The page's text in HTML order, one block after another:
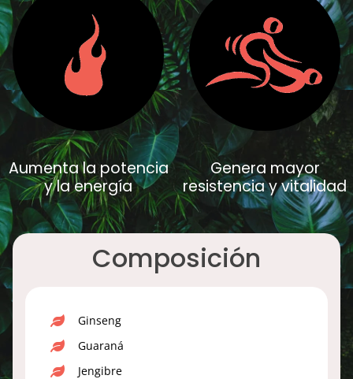
Aumenta la potencia
y la energía
Genera mayor
resistencia y vitalidad
Composición
Ginseng
Guaraná
Jengibre